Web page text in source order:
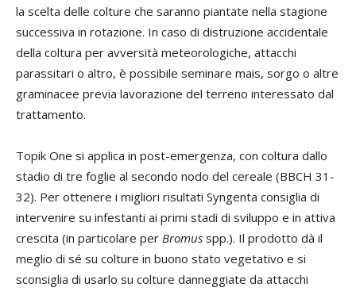
la scelta delle colture che saranno piantate nella stagione
successiva in rotazione. In caso di distruzione accidentale
della coltura per avversità meteorologiche, attacchi
parassitari o altro, è possibile seminare mais, sorgo o altre
graminacee previa lavorazione del terreno interessato dal
trattamento.
Topik One si applica in post-emergenza, con coltura dallo
stadio di tre foglie al secondo nodo del cereale (BBCH 31-
32). Per ottenere i migliori risultati Syngenta consiglia di
intervenire su infestanti ai primi stadi di sviluppo e in attiva
crescita (in particolare per Bromus spp.). Il prodotto dà il
meglio di sé su colture in buono stato vegetativo e si
sconsiglia di usarlo su colture danneggiate da attacchi